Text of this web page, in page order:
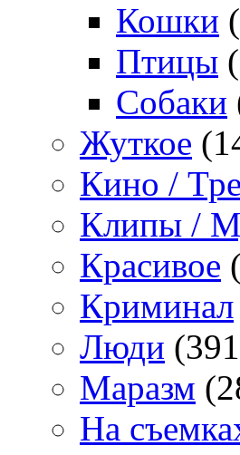
Кошки
Птицы
Собаки
Жуткое
Кино /
Клипы /
Красивое
Криминал
Люди
Маразм
На